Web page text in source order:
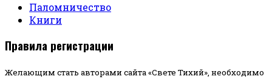
Паломничество
Книги
Правила регистрации
Желающим стать авторами сайта «Свете Тихий», необходимо